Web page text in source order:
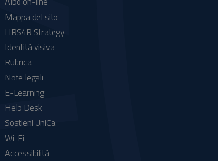
Mappa del sito
HRS4R Strategy
Identità visiva
Rubrica
Note legali
E-Learning
Help Desk
Sostieni UniCa
Wi-Fi
Accessibilità